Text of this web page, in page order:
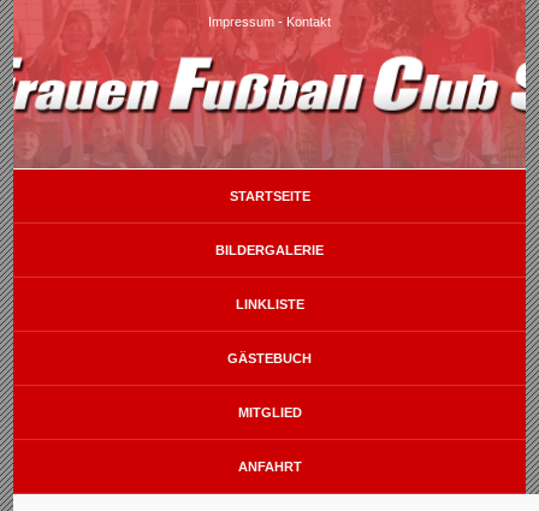
Impressum - Kontakt
STARTSEITE
BILDERGALERIE
LINKLISTE
GÄSTEBUCH
MITGLIED
ANFAHRT